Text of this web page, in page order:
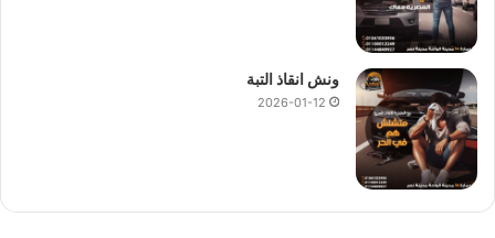
ونش انقاذ التبة
2026-01-12